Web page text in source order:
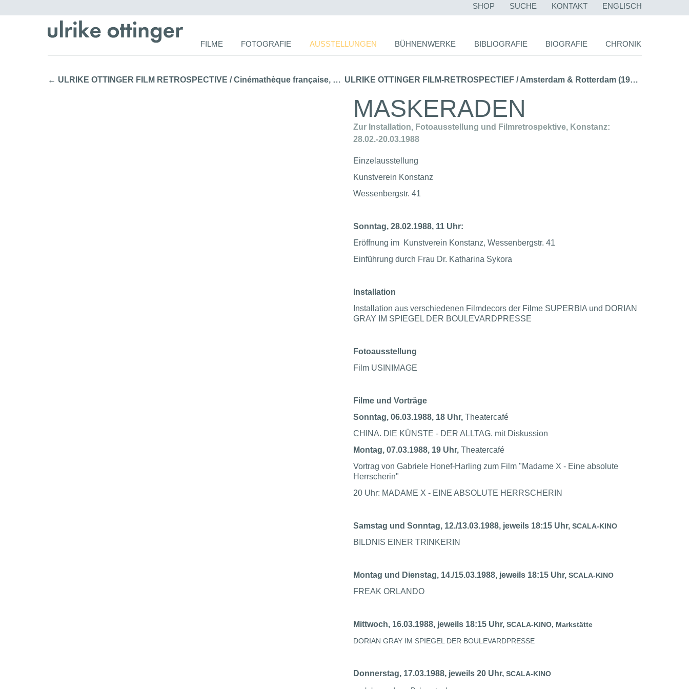
NAVIGATION
ÜBERSPRINGEN
SHOP SUCHE KONTAKT ENGLISCH
Navigation
überspringen
FILME FOTOGRAFIE AUSSTELLUNGEN BÜHNENWERKE BIBLIOGRAFIE BIOGRAFIE CHRONIK
← ULRIKE OTTINGER FILM RETROSPECTIVE / Cinémathèque française, Paris (1990) ULRIKE OTTINGER FILM-RETROSPECTIEF / Amsterdam & Rotterdam (1987) →
MASKERADEN
Zur Installation, Fotoausstellung und Filmretrospektive, Konstanz:
28.02.-20.03.1988
Einzelausstellung
Kunstverein Konstanz
Wessenbergstr. 41
Sonntag, 28.02.1988, 11 Uhr:
Eröffnung im Kunstverein Konstanz, Wessenbergstr. 41
Einführung durch Frau Dr. Katharina Sykora
Installation
Installation aus verschiedenen Filmdecors der Filme SUPERBIA und DORIAN
GRAY IM SPIEGEL DER BOULEVARDPRESSE
Fotoausstellung
Film USINIMAGE
Filme und Vorträge
Sonntag, 06.03.1988, 18 Uhr, Theatercafé
CHINA. DIE KÜNSTE - DER ALLTAG. mit Diskussion
Montag, 07.03.1988, 19 Uhr, Theatercafé
Vortrag von Gabriele Honef-Harling zum Film "Madame X - Eine absolute
Herrscherin"
20 Uhr: MADAME X - EINE ABSOLUTE HERRSCHERIN
Samstag und Sonntag, 12./13.03.1988, jeweils 18:15 Uhr, SCALA-KINO
BILDNIS EINER TRINKERIN
Montag und Dienstag, 14./15.03.1988, jeweils 18:15 Uhr, SCALA-KINO
FREAK ORLANDO
Mittwoch, 16.03.1988, jeweils 18:15 Uhr, SCALA-KINO, Markstätte
DORIAN GRAY IM SPIEGEL DER BOULEVARDPRESSE
Donnerstag, 17.03.1988, jeweils 20 Uhr, SCALA-KINO